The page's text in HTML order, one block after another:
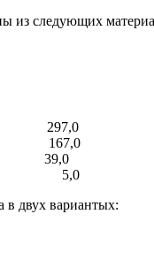
из следующих
297,0
167,0
мм 39,0
мм 5,0
в двух вариантых: